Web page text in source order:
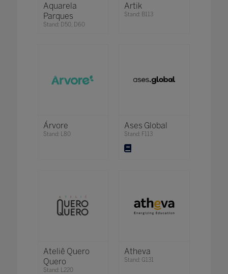
Aquarela
Parques
Stand: D50, D60
Artik
Stand: B113
Árvore
Stand: L80
Ases Global
Stand: F113
Ateliê Quero
Quero
Stand: L220
Atheva
Stand: G131